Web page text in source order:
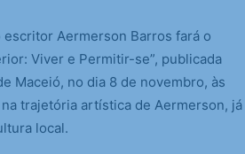
Aermerson Barros fará o
Viver e Permitir-se”, publicada
Maceió, no dia 8 de novembro, às
trajetória artística de Aermerson, já
local.